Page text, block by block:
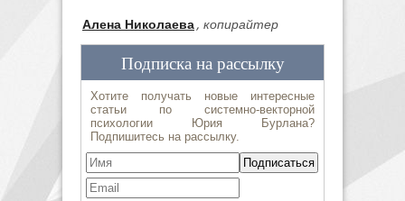
Алена Николаева, копирайтер